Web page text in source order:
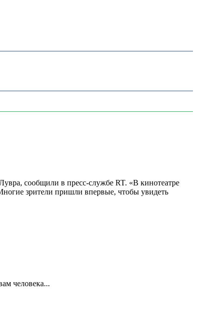
сообщили в пресс-службе RT. «В кинотеатре
зрители пришли впервые, чтобы увидеть
человека...